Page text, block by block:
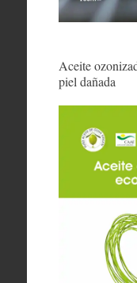
Aceite
piel dañada